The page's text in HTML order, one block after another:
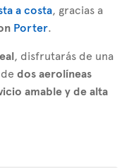
a costa, gracias a
Porter.
, disfrutarás de una
dos aerolíneas
amable y de alta